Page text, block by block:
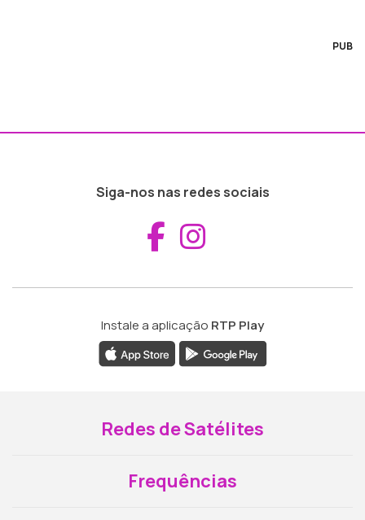
PUB
Siga-nos nas redes sociais
Aceder ao
Instale a aplicação RTP Play
Redes de Satélites
Frequências